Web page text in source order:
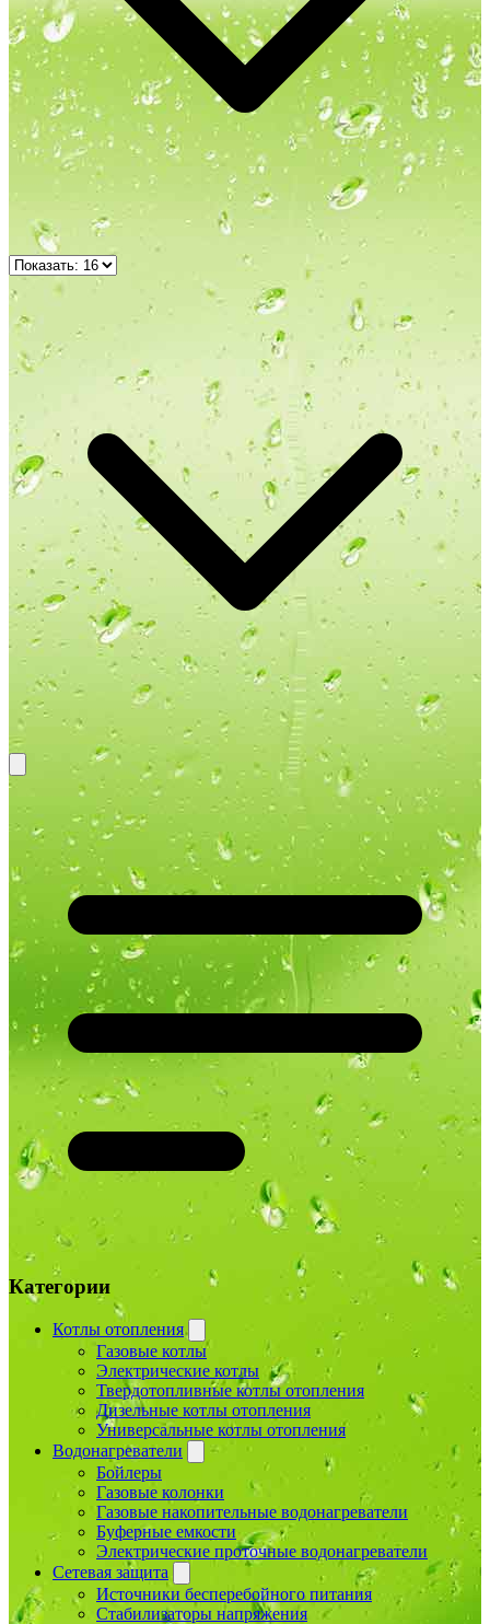
Категории
Котлы отопления
Газовые котлы
Электрические котлы
Твердотопливные котлы отопления
Дизельные котлы отопления
Универсальные котлы отопления
Водонагреватели
Бойлеры
Газовые колонки
Газовые накопительные водонагреватели
Буферные емкости
Электрические проточные водонагреватели
Сетевая защита
Источники бесперебойного питания
Стабилизаторы напряжения